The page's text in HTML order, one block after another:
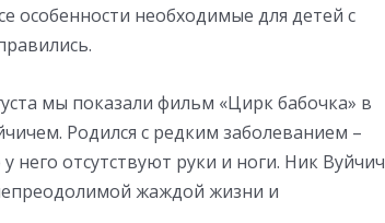
особенности необходимые для детей с
мы показали фильм «Цирк бабочка» в
Родился с редким заболеванием –
него отсутствуют руки и ноги. Ник Вуйчич
жаждой жизни и